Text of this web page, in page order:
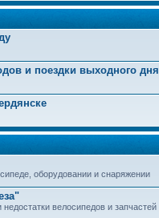
и поездки выходного дня
оборудовании и снаряжении
велосипедов и запчастей